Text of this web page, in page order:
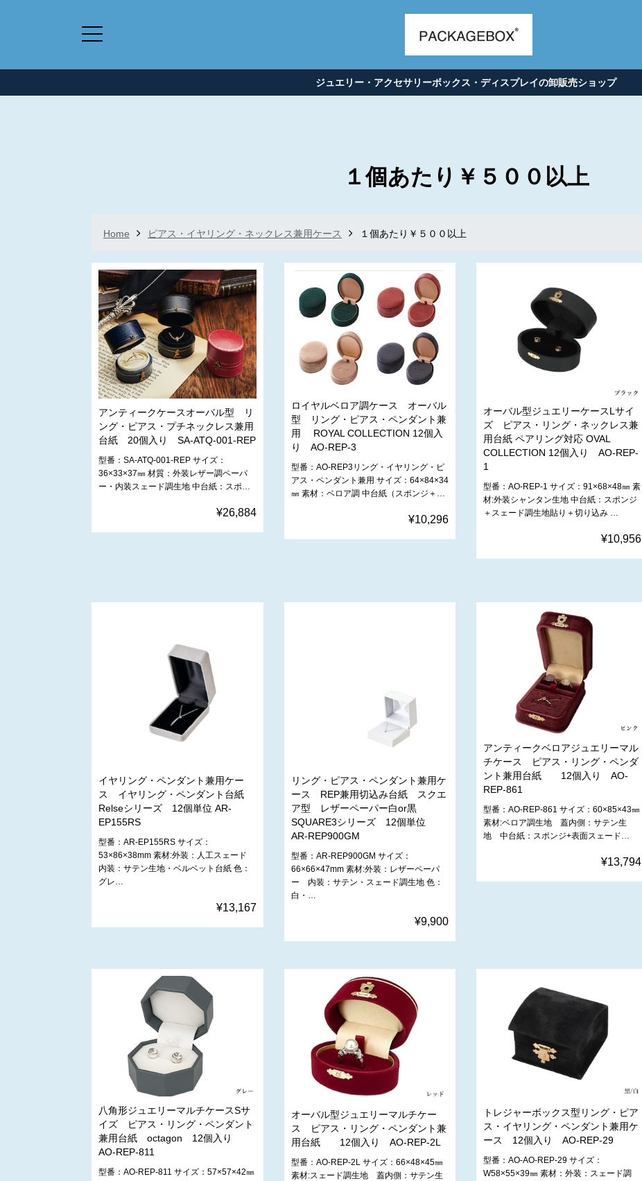
ジュエリー・アクセサリーボックス・ディスプレイの卸販売ショップ
１個あたり￥５００以上
Home ピアス・イヤリング・ネックレス兼用ケース １個あたり￥５００以上
アンティークケースオーバル型 リ
ング・ピアス・プチネックレス兼用
台紙 20個入り SA-ATQ-001-REP
型番：SA-ATQ-001-REP サイズ：‎
36×33×37㎜ 材質：外装レザー調ペーパ
ー・内装スェード調生地 中台紙：スポ…
¥26,884
ロイヤルベロア調ケース オーバル
型 リング・ピアス・ペンダント兼
用 ROYAL COLLECTION 12個入
り AO-REP-3
型番：AO-REP3リング・イヤリング・ピ
アス・ペンダント兼用 サイズ：64×84×34
㎜ 素材：ベロア調 中台紙（スポンジ＋…
¥10,296
オーバル型ジュエリーケースLサイ
ズ ピアス・リング・ネックレス兼
用台紙 ペアリング対応 OVAL
COLLECTION 12個入り AO-REP-
1
型番：AO-REP-1 サイズ：91×68×48㎜ 素
材:外装シャンタン生地 中台紙：スポンジ
＋スェード調生地貼り＋切り込み …
¥10,956
イヤリング・ペンダント兼用ケー
ス イヤリング・ペンダント台紙
Relseシリーズ 12個単位 AR-
EP155RS
型番：AR-EP155RS サイズ：
53×86×38mm 素材:外装：人工スェード
内装：サテン生地・ベルベット台紙 色：
グレ…
¥13,167
リング・ピアス・ペンダント兼用ケ
ース REP兼用切込み台紙 スクエ
ア型 レザーペーパー白or黒
SQUARE3シリーズ 12個単位
AR-REP900GM
型番：AR-REP900GM サイズ：
66×66×47mm 素材:外装：レザーペーパ
ー 内装：サテン・スェード調生地 色：
白・…
¥9,900
アンティークベロアジュエリーマル
チケース ピアス・リング・ペンダ
ント兼用台紙 12個入り AO-
REP-861
型番：AO-REP-861 サイズ：60×85×43㎜
素材:ベロア調生地 蓋内側：サテン生
地 中台紙：スポンジ+表面スェード…
¥13,794
八角形ジュエリーマルチケースSサ
イズ ピアス・リング・ペンダント
兼用台紙 octagon 12個入り
AO-REP-811
型番：AO-REP-811 サイズ：57×57×42㎜
オーバル型ジュエリーマルチケー
ス ピアス・リング・ペンダント兼
用台紙 12個入り AO-REP-2L
型番：AO-REP-2L サイズ：66×48×45㎜
素材:スェード調生地 蓋内側：サテン生
トレジャーボックス型リング・ピア
ス・イヤリング・ペンダント兼用ケ
ース 12個入り AO-REP-29
型番：AO-AO-REP-29 サイズ：
W58×55×39㎜ 素材：外装：スェード調